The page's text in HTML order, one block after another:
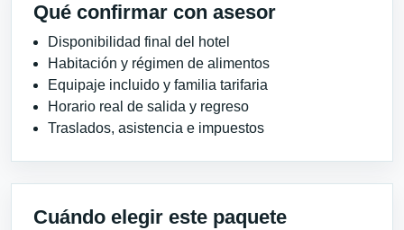
Qué confirmar con asesor
Disponibilidad final del hotel
Habitación y régimen de alimentos
Equipaje incluido y familia tarifaria
Horario real de salida y regreso
Traslados, asistencia e impuestos
Cuándo elegir este paquete